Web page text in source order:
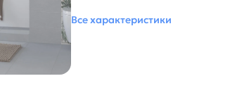
Все характеристики